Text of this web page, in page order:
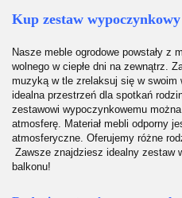
Kup zestaw wypoczynkowy
Nasze meble ogrodowe powstały z
wolnego w ciepłe dni na zewnątrz.
muzyką w tle zrelaksuj się w swoim
idealna przestrzeń dla spotkań
zestawowi wypoczynkowemu
atmosferę. Materiał mebli odporny
atmosferyczne. Oferujemy różne
Zawsze znajdziesz idealny zestaw
balkonu!